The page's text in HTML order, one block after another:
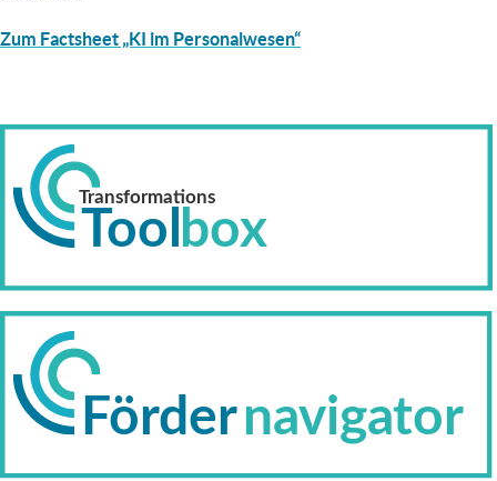
Zum Factsheet „KI im Personalwesen“